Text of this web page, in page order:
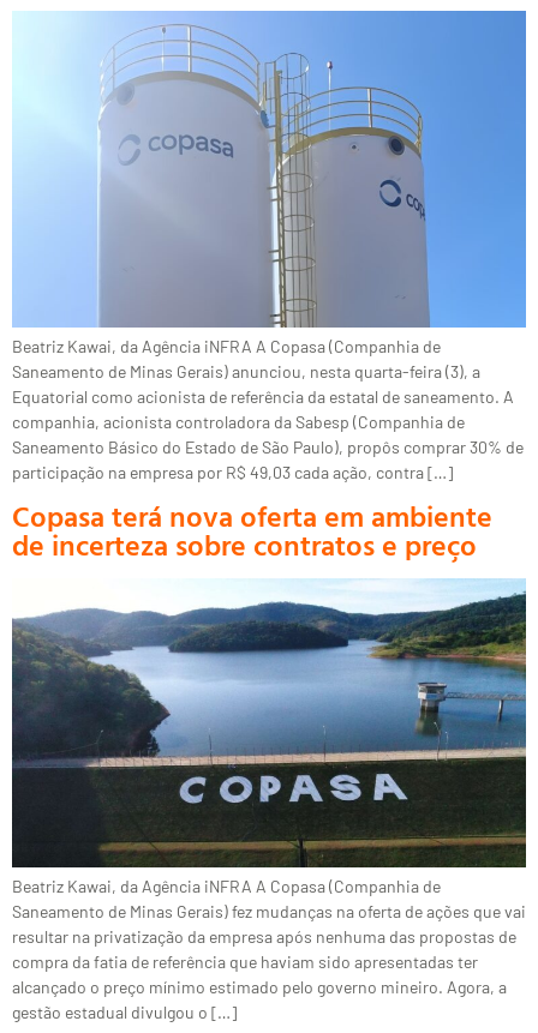
Beatriz Kawai, da Agência iNFRA A Copasa (Companhia de
Saneamento de Minas Gerais) anunciou, nesta quarta-feira (3), a
Equatorial como acionista de referência da estatal de saneamento. A
companhia, acionista controladora da Sabesp (Companhia de
Saneamento Básico do Estado de São Paulo), propôs comprar 30% de
participação na empresa por R$ 49,03 cada ação, contra […]
Copasa terá nova oferta em ambiente
de incerteza sobre contratos e preço
Beatriz Kawai, da Agência iNFRA A Copasa (Companhia de
Saneamento de Minas Gerais) fez mudanças na oferta de ações que vai
resultar na privatização da empresa após nenhuma das propostas de
compra da fatia de referência que haviam sido apresentadas ter
alcançado o preço mínimo estimado pelo governo mineiro. Agora, a
gestão estadual divulgou o […]